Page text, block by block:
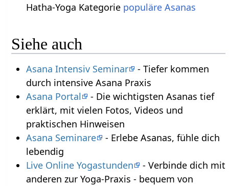
Hatha-Yoga Kategorie populäre Asanas
Siehe auch
Asana Intensiv Seminar
- Tiefer kommen
durch intensive Asana Praxis
Asana Portal
- Die wichtigsten Asanas tief
erklärt, mit vielen Fotos, Videos und
praktischen Hinweisen
Asana Seminare
- Erlebe Asanas, fühle dich
lebendig
Live Online Yogastunden
- Verbinde dich mit
anderen zur Yoga-Praxis - bequem von